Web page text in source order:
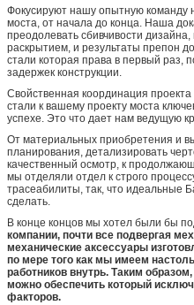
Фокусируют нашу опытную команду
моста, от начала до конца. Наша
преодолевать сбивчивости
раскрытием, и результаты препон
стали которая права в первый раз,
задержек конструкции.
Свойственная координация
стали к вашему проекту моста
успехе. Это что дает нам ведущую
От материальных приобретения и
планирования, детализировать
качественный осмотр, к
мы отделяли отдел к строго
трасеабилиты, так, что идеальные
сделать.
В конце концов мы хотел были бы
компании, почти все подвергая
механические аксессуары
по мере того как мы имеем
работников внутрь. Таким
можно обеспечить который
факторов.